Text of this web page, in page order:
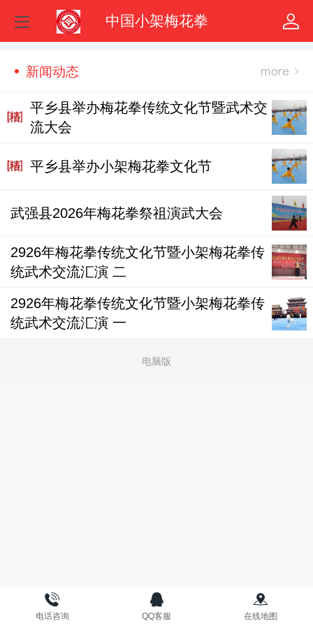
中国小架梅花拳
新闻动态
平乡县举办梅花拳传统文化节暨武术交
流大会
平乡县举办小架梅花拳文化节
武强县2026年梅花拳祭祖演武大会
2926年梅花拳传统文化节暨小架梅花拳传
统武术交流汇演 二
2926年梅花拳传统文化节暨小架梅花拳传
统武术交流汇演 一
电脑版
电话咨询 QQ客服 在线地图